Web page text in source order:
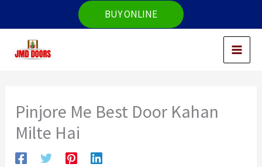
content
BUY ONLINE
Pinjore Me Best Door Kahan
Milte Hai